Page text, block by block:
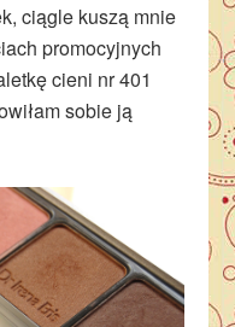
ciągle kuszą mnie
promocyjnych
cieni nr 401
sobie ją